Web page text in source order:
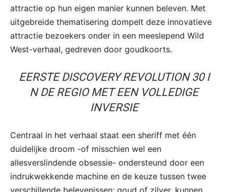
attractie op hun eigen manier kunnen beleven. Met
uitgebreide thematisering dompelt deze innovatieve
attractie bezoekers onder in een meeslepend Wild
West-verhaal, gedreven door goudkoorts.
EERSTE DISCOVERY REVOLUTION 30 I
N DE REGIO MET EEN VOLLEDIGE
INVERSIE
Centraal in het verhaal staat een sheriff met één
duidelijke droom -of misschien wel een
allesverslindende obsessie- ondersteund door een
indrukwekkende machine en de keuze tussen twee
verschillende belevenissen: goud of zilver, kunnen